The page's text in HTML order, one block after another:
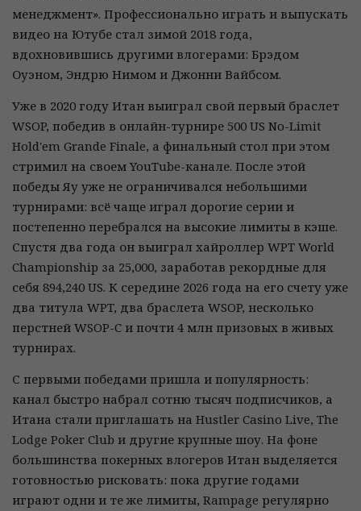
менеджмент». Профессионально играть и выпускать
видео на Ютубе стал зимой 2018 года,
вдохновившись другими влогерами: Брэдом
Оуэном, Эндрю Нимом и Джонни Вайбсом.
Уже в 2020 году Итан выиграл свой первый браслет
WSOP, победив в онлайн-турнире 500 US No-Limit
Hold'em Grande Finale, а финальный стол при этом
стримил на своем YouTube-канале. После этой
победы Яу уже не ограничивался небольшими
турнирами: всё чаще играл дорогие серии и
постепенно перебрался на высокие лимиты в кэше.
Спустя два года он выиграл хайроллер WPT World
Championship за 25,000, заработав рекордные для
себя 894,240 US. К середине 2026 года на его счету уже
два титула WPT, два браслета WSOP, несколько
перстней WSOP-C и почти 4 млн призовых в живых
турнирах.
С первыми победами пришла и популярность:
канал быстро набрал сотню тысяч подписчиков, а
Итана стали приглашать на Hustler Casino Live, The
Lodge Poker Club и другие крупные шоу. На фоне
большинства покерных влогеров Итан выделяется
готовностью рисковать: пока другие годами
играют одни и те же лимиты, Rampage регулярно